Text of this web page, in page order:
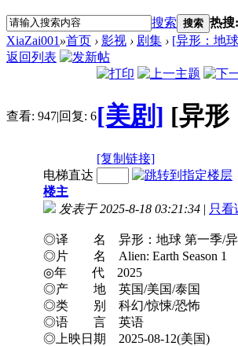
搜索 搜索 热搜:
XiaZai001 »首页 › 影视 › 剧集 › [异形：地
返回列表
查看: 947|回复: 6[美剧] [异形
[复制链接]
电梯直达
楼主
发表于 2025-8-18 03:21:34 | 只看
◎译 名 异形：地球 第一季/异
◎片 名 Alien: Earth Season 1
◎年 代 2025
◎产 地 英国/美国/泰国
◎类 别 科幻/惊悚/恐怖
◎语 言 英语
◎上映日期 2025-08-12(美国)